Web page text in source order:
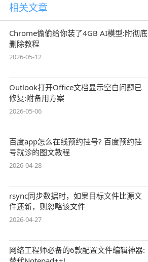
相关文章
Chrome偷偷给你装了4GB AI模型:附彻底
删除教程
2026-05-12
Outlook打开Office文档显示空白问题已
修复:附备用方案
2026-05-06
百度app怎么在线预约挂号? 百度预约挂
号就诊的图文教程
2026-04-28
rsync同步数据时，如果目标文件比源文
件还新，则忽略该文件
2026-04-27
网络工程师必备的6款配置文件编辑神器: